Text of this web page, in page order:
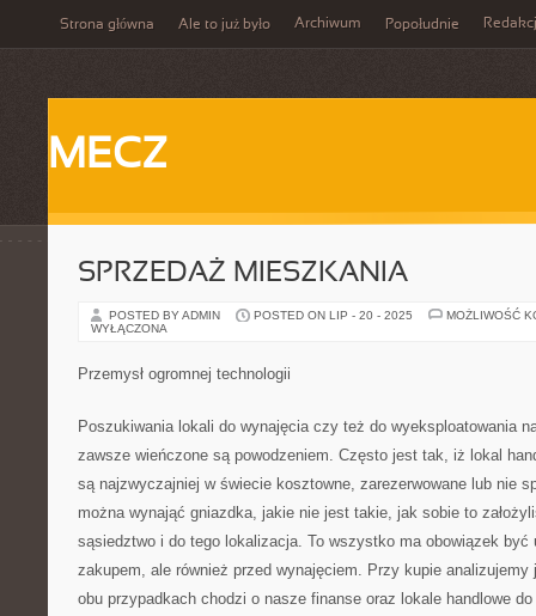
Strona główna Ale to już było Archiwum Popołudnie
MECZ
SPRZEDAŻ MIESZKANIA
POSTED BY ADMIN POSTED ON LIP - 20 - 2025
MOŻLIWOŚĆ
WYŁĄCZONA
Przemysł ogromnej technologii
Poszukiwania lokali do wynajęcia czy też do wyeksploatowania
zawsze wieńczone są powodzeniem. Często jest tak, iż lokal
są najzwyczajniej w świecie kosztowne, zarezerwowane lub nie
można wynająć gniazdka, jakie nie jest takie, jak sobie to
sąsiedztwo i do tego lokalizacja. To wszystko ma obowiązek być
zakupem, ale również przed wynajęciem. Przy kupie
obu przypadkach chodzi o nasze finanse oraz lokale handlowe